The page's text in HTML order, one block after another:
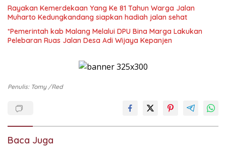
Rayakan Kemerdekaan Yang Ke 81 Tahun Warga Jalan
Muharto Kedungkandang siapkan hadiah jalan sehat
*Pemerintah kab Malang Melalui DPU Bina Marga Lakukan
Pelebaran Ruas Jalan Desa Adi Wijaya Kepanjen
Penulis: Tomy /red
Baca Juga